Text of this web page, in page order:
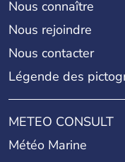
Nous connaître
Nous rejoindre
Nous contacter
Légende des
METEO CONSULT
Météo Marine